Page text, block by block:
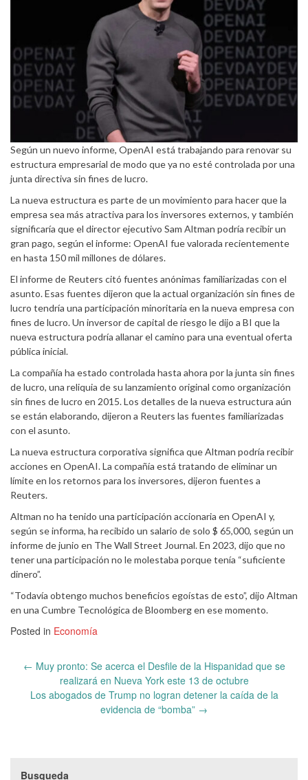
Según un nuevo informe, OpenAI está trabajando para renovar su
estructura empresarial de modo que ya no esté controlada por una
junta directiva sin fines de lucro.
La nueva estructura es parte de un movimiento para hacer que la
empresa sea más atractiva para los inversores externos, y también
significaría que el director ejecutivo Sam Altman podría recibir un
gran pago, según el informe: OpenAI fue valorada recientemente
en hasta 150 mil millones de dólares.
El informe de Reuters citó fuentes anónimas familiarizadas con el
asunto. Esas fuentes dijeron que la actual organización sin fines de
lucro tendría una participación minoritaria en la nueva empresa con
fines de lucro. Un inversor de capital de riesgo le dijo a BI que la
nueva estructura podría allanar el camino para una eventual oferta
pública inicial.
La compañía ha estado controlada hasta ahora por la junta sin fines
de lucro, una reliquia de su lanzamiento original como organización
sin fines de lucro en 2015. Los detalles de la nueva estructura aún
se están elaborando, dijeron a Reuters las fuentes familiarizadas
con el asunto.
La nueva estructura corporativa significa que Altman podría recibir
acciones en OpenAI. La compañía está tratando de eliminar un
límite en los retornos para los inversores, dijeron fuentes a
Reuters.
Altman no ha tenido una participación accionaria en OpenAI y,
según se informa, ha recibido un salario de solo $ 65,000, según un
informe de junio en The Wall Street Journal. En 2023, dijo que no
tener una participación no le molestaba porque tenía “suficiente
dinero”.
“Todavía obtengo muchos beneficios egoístas de esto”, dijo Altman
en una Cumbre Tecnológica de Bloomberg en ese momento.
Posted in Economía
Post
navigation
← Muy pronto: Se acerca el Desfile de la Hispanidad que se
realizará en Nueva York este 13 de octubre
Los abogados de Trump no logran detener la caída de la
evidencia de “bomba” →
Busqueda